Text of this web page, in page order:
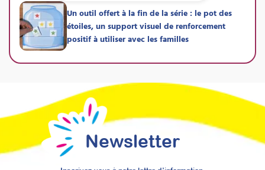
supervisée
Attestation de formation
La version supervisée de notre formation au
Programme Barkley : accompagnez une
formateur, rédigez votre dossier de pratique
professionnelle tout au long du parcours et
présentez-vous au jury de certification RS
7295. La voie royale vers la certification.
Prochaine session 21/09/2026
Durée 42h réparties sur 26
Un outil offert à la fin de la série : le pot des
étoiles, un support visuel de renforcement
positif à utiliser avec les familles
Newsletter